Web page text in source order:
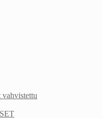
vahvistettu